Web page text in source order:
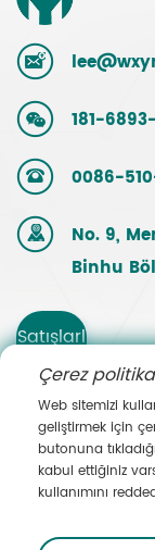
181-
0086-
No. 9,
Binhu
Satışlarl
a
İletişim
e Geçin
Çerez
Web sitemizi
geliştirmek için
butonuna
kabul ettiğiniz
kullanımını